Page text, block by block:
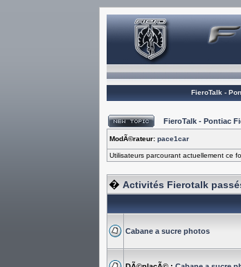
FieroTalk -
FieroTalk - Pontiac
ModÃ©rateur: pace1car
Utilisateurs parcourant actuellement ce
� Activités Fierotalk
Cabane a sucre photos